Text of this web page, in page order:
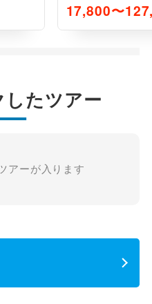
17,800〜
したツアー
アーが入ります